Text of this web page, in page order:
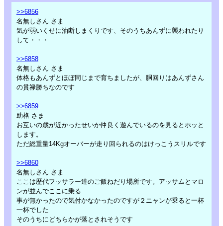
>>6856
名無しさん さま
気が弱いくせに油断しまくりです、そのうちあんずに襲われたり
して・・・
>>6858
名無しさん さま
体格もあんずとほぼ同じまで育ちましたが、胴回りはあんずさん
の貫禄勝ちなのです
>>6859
助格 さま
お互いの歳が近かったせいか仲良く遊んでいるのを見るとホッと
します。
ただ総重量14Kgオーバーが走り回られるのはけっこうスリルです
>>6860
名無しさん さま
ここは歴代フッサラー達のご飯ねだり場所です。アッサムとマロ
ンが並んでここに乗る
事が無かったので気付かなかったのですが２ニャンが乗ると一杯
一杯でした
そのうちにどちらかが落とされそうです